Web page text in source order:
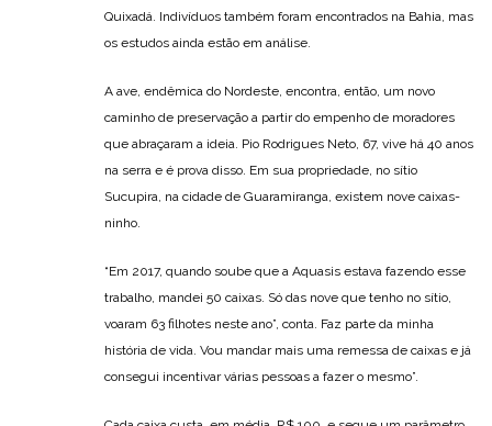
Quixadá. Indivíduos também foram encontrados na Bahia, mas
os estudos ainda estão em análise.
A ave, endêmica do Nordeste, encontra, então, um novo
caminho de preservação a partir do empenho de moradores
que abraçaram a ideia. Pio Rodrigues Neto, 67, vive há 40 anos
na serra e é prova disso. Em sua propriedade, no sítio
Sucupira, na cidade de Guaramiranga, existem nove caixas-
ninho.
“Em 2017, quando soube que a Aquasis estava fazendo esse
trabalho, mandei 50 caixas. Só das nove que tenho no sítio,
voaram 63 filhotes neste ano”, conta. Faz parte da minha
história de vida. Vou mandar mais uma remessa de caixas e já
consegui incentivar várias pessoas a fazer o mesmo”.